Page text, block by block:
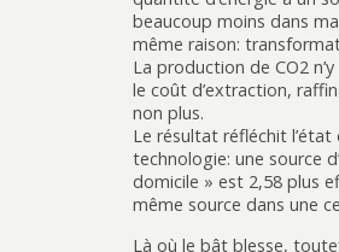
beaucoup moins dans
même raison:
La production de CO2
le coût d’extraction,
non plus.
Le résultat réfléchit l’état
technologie: une source
domicile » est 2,58 plus
même source dans une
Là où le bât blesse,